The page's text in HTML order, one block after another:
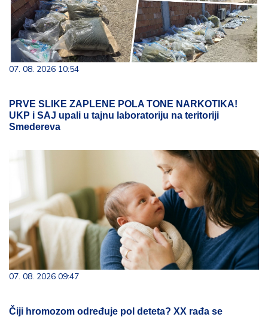
07. 08. 2026 10:54
PRVE SLIKE ZAPLENE POLA TONE NARKOTIKA!
UKP i SAJ upali u tajnu laboratoriju na teritoriji
Smedereva
07. 08. 2026 09:47
Čiji hromozom određuje pol deteta? XX rađa se